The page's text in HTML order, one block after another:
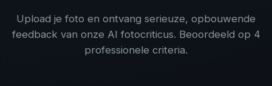
Upload je foto en ontvang serieuze, opbouwende
feedback van onze AI fotocriticus. Beoordeeld op 4
professionele criteria.